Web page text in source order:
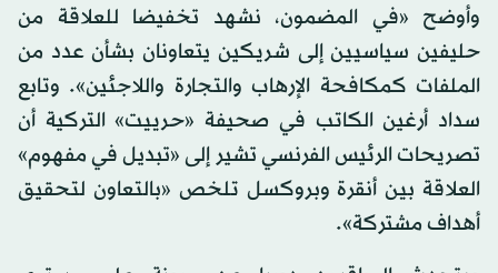
وأوضح «في المضمون، نشهد تخفيضا للعلاقة من
حليفين سياسيين إلى شريكين يتعاونان بشأن عدد من
الملفات كمكافحة الإرهاب والتجارة واللاجئين». وتابع
سداد أرغين الكاتب في صحيفة «حرييت» التركية أن
تصريحات الرئيس الفرنسي تشير إلى «تبديل في مفهوم»
العلاقة بين أنقرة وبروكسل تلخص «بالتعاون لتحقيق
أهداف مشتركة».